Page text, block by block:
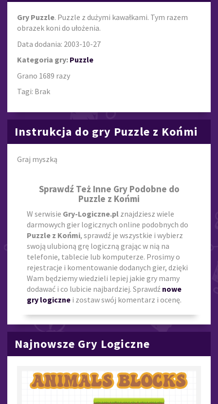
Gry Puzzle. Puzzle z dużymi kawałkami. Tym razem
obrazek koni do ułożenia.
Data dodania: 2003-10-27
Kategoria gry: Puzzle
Grano 1689 razy
Tagi: Brak
Instrukcja do gry Puzzle z Końmi
Graj myszką
Sprawdź Też Inne Gry Podobne do
Puzzle z Końmi
W serwisie Gry-Logiczne.pl znajdziesz wiele
darmowych gier logicznych online podobnych do
Puzzle z Końmi, sprawdź je wszystkie i wybierz
swoją ulubioną grę logiczną grając w nią na
telefonie, tablecie lub komputerze. Prosimy o
rejestracje i komentowanie dodanych gier, dzięki
Wam będziemy wiedzieli lepiej jakie gry mamy
dodawać i co lubicie najbardziej. Sprawdź nowe
gry logiczne i zostaw swój komentarz i ocenę.
Najnowsze Gry Logiczne